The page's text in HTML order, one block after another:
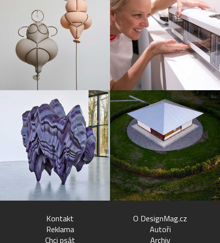
Kontakt
Reklama
Chci psát
O DesignMag.cz
Autoři
Archiv